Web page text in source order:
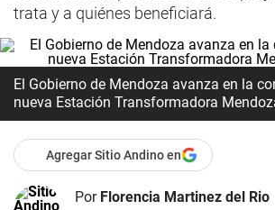
trata y a quiénes beneficiará.
El Gobierno de Mendoza avanza en la
nueva Estación Transformadora
Agregar Sitio Andino en
Por Florencia Martinez del Rio